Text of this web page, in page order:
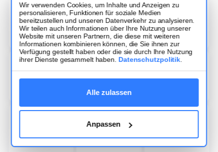
Wir verwenden Cookies, um Inhalte und Anzeigen zu
personalisieren, Funktionen für soziale Medien
bereitzustellen und unseren Datenverkehr zu analysieren.
Wir teilen auch Informationen über Ihre Nutzung unserer
Website mit unseren Partnern, die diese mit weiteren
Informationen kombinieren können, die Sie ihnen zur
Verfügung gestellt haben oder die sie durch Ihre Nutzung
ihrer Dienste gesammelt haben. Datenschutzpolitik
Alle zulassen
Anpassen